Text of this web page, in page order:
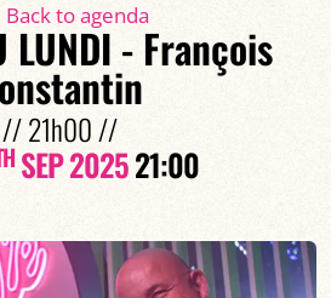
Back to agenda
LUNDI - François
// 21h00 //
SEP 202521:00